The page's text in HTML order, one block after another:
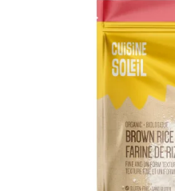
ADD TO CART